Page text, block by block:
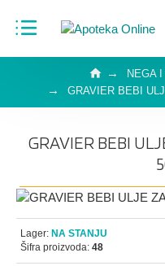
NEGA
GRAVIER BEBI
GRAVIER BEBI
Lager: NA STANJU
Šifra proizvoda: 48